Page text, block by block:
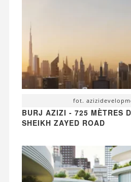
fot.
BURJ AZIZI - 725 MÈTRES
SHEIKH ZAYED ROAD